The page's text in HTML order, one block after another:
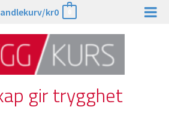
kr0
gir trygghet